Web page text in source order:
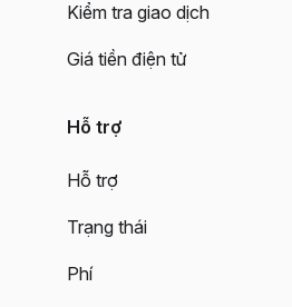
Kiểm tra giao dịch
Giá tiền điện tử
Hỗ trợ
Hỗ trợ
Trạng thái
Phí